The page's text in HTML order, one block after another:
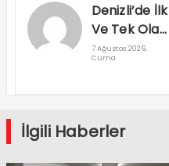
Denizli’de İlk
Ve Tek Olan
Yapay Zeka
Hizmete
Girdi
7 Ağustos 2026,
Cuma
İlgili Haberler